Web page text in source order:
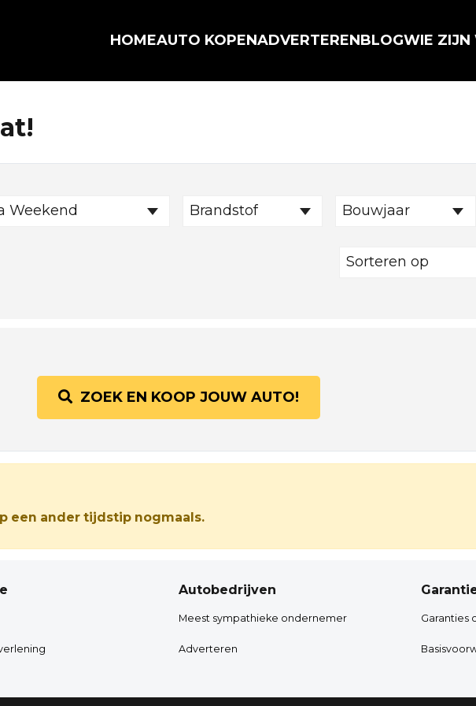
HOMEAUTO KOPENADVERTERENBLOGWIE ZIJN
Weekend Brandstof Bouwjaar
Sorteren op
ZOEK EN KOOP JOUW AUTO!
een ander tijdstip nogmaals.
Autobedrijven
Meest sympathieke ondernemer
Adverteren
Garanties